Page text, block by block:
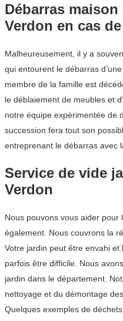
Débarras
Verdon en cas
Malheureusement, il y a
qui entourent le débarras
membre de la famille est
le déblaiement de meubles et
notre équipe expérimentée de
succession fera tout son
entreprenant le débarras avec
Service de vide
Verdon
Nous pouvons vous aider
également. Nous couvrons la
Votre jardin peut être envahi et
parfois être difficile. Nous
jardin dans le département.
nettoyage et du démontage
Quelques exemples de